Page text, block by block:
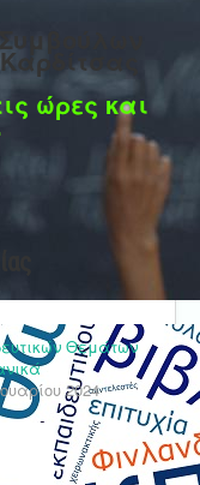
ώρες και
Θεμάτων
2024